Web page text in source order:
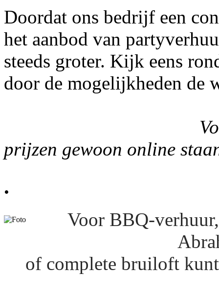
Doordat ons bedrijf een
het aanbod van
steeds groter. Kijk eens
door de mogelijkheden de
Voor uw
prijzen gewoon online
.
Voor BBQ-
of complete bruiloft